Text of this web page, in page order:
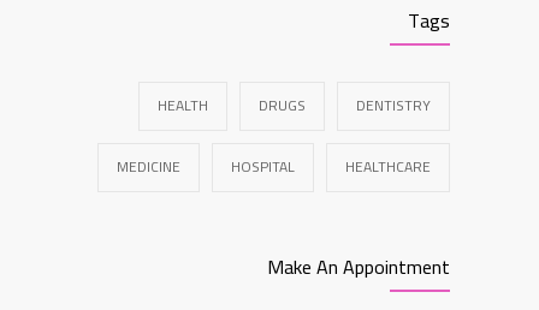
Tags
DENTISTRY
DRUGS
HEALTH
HEALTHCARE
HOSPITAL
MEDICINE
Make An Appointment